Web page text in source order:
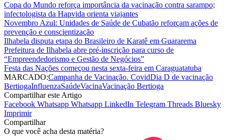
Copa do Mundo reforça importância da vacinação contra sarampo;
infectologista da Hapvida orienta viajantes
Novembro Azul: Unidades de Saúde de Cubatão reforçam ações de
prevenção e conscientização
Ilhabela disputa etapa do Brasileiro de Karatê em Guararema
Prefeitura de Ilhabela abre pré-inscrição para curso de
“Empreendedorismo e Gestão de Negócios”
Festa das Nações começou nesta sexta-feira em Caraguatatuba
MARCADO:Campanha de Vacinação. CovidDia D de vacinação
BertiogaInfluenzaSaúdeVacinaVacinação Bertioga
Compartilhar este Artigo
Facebook Whatsapp Whatsapp LinkedIn Telegram Threads Bluesky
Imprimir
Compartilhar
O que você acha desta matéria?